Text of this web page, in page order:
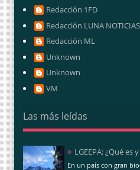
Redacción 1FD
Redacción LUNA NOTICIAS
Redacción ML
Unknown
Unknown
VM
Las más leídas
LGEEPA: ¿Qué es
En un país con gran